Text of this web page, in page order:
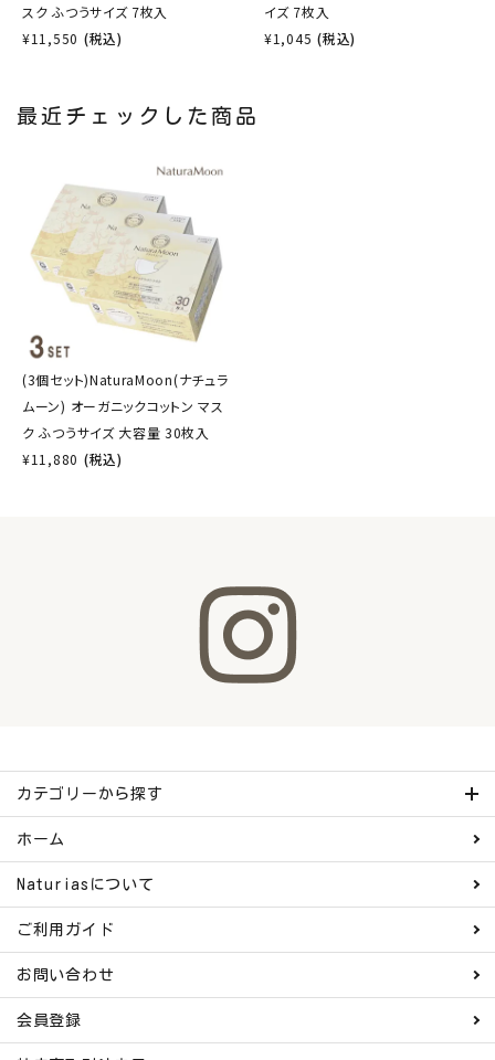
スク ふつうサイズ 7枚入
¥11,550 (税込)
イズ 7枚入
¥1,045 (税込)
最近チェックした商品
(3個セット)NaturaMoon(ナチュラ
ムーン) オーガニックコットン マス
ク ふつうサイズ 大容量 30枚入
¥11,880 (税込)
カテゴリーから探す
ホーム
Naturiasについて
ご利用ガイド
お問い合わせ
会員登録